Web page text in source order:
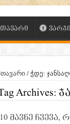
/ჭდე:
Archives:
10 მავნე